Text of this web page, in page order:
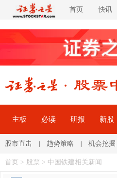
首页 快讯
主板 必读 研报 新股
股市直击 | 趋势策略 | 机会挖掘
首页 > 股票 > 中国铁建相关新闻